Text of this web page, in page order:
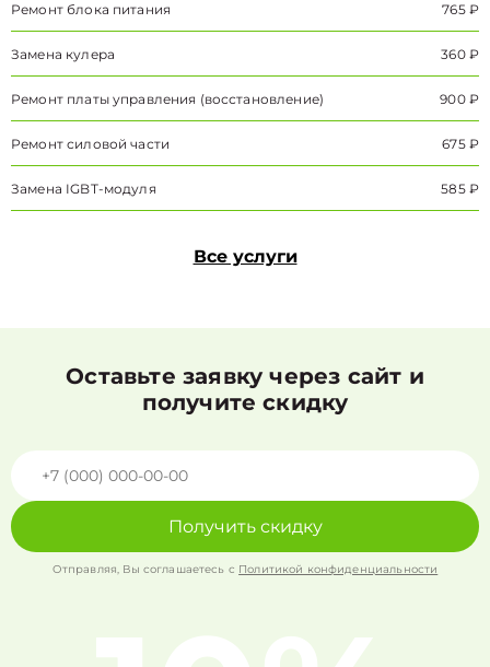
Ремонт блока питания 765 ₽
Замена кулера 360 ₽
Ремонт платы управления (восстановление) 900 ₽
Ремонт силовой части 675 ₽
Замена IGBT-модуля 585 ₽
Все услуги
Оставьте заявку через сайт и
получите скидку
Получить скидку
Отправляя, Вы соглашаетесь с Политикой конфиденциальности